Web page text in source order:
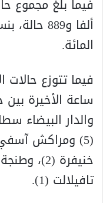
المائة.
تافيلالت (1).